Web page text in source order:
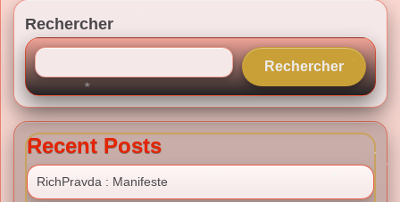
Rechercher
Rechercher
Recent Posts
RichPravda : Manifeste